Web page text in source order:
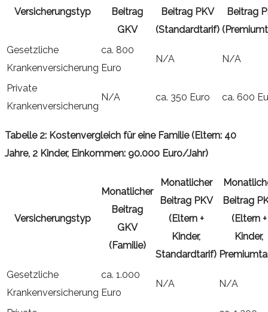
Versicherungstyp
Beitrag
GKV
Beitrag PKV
(Standardtarif)
Beitrag
Gesetzliche
Krankenversicherung
ca. 800
Euro
N/A N/A
Private
Krankenversicherung
N/A ca. 350 Euro ca. 600
Tabelle 2: Kostenvergleich für eine Familie (Eltern: 40
Jahre, 2 Kinder, Einkommen: 90.000 Euro/Jahr)
Versicherungstyp
Monatlicher
Beitrag
GKV
(Familie)
Monatlicher
Beitrag PKV
(Eltern +
Kinder,
Standardtarif)
Beitrag
(Eltern +
Kinder,
Gesetzliche
Krankenversicherung
ca. 1.000
Euro
N/A N/A